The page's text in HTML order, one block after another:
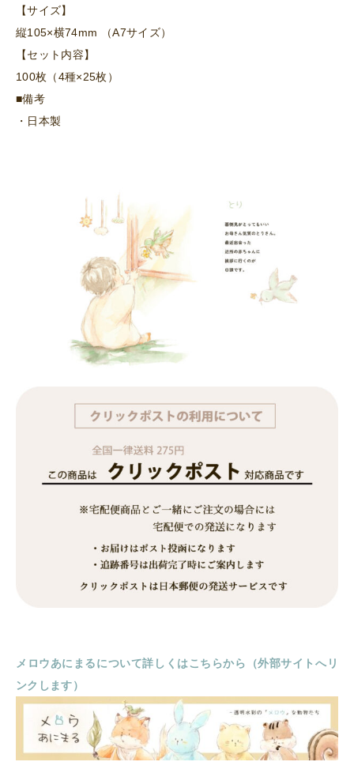
【サイズ】
縦105×横74mm （A7サイズ）
【セット内容】
100枚（4種×25枚）
■備考
・日本製
メロウあにまるについて詳しくはこちらから（外部サイトへリ
ンクします）